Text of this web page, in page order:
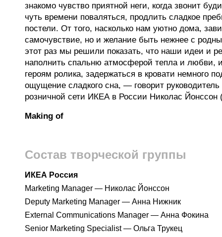
знакомо чувство приятной неги, когда звонит
чуть времени поваляться, продлить сладкое
постели. От того, насколько нам уютно дома,
самочувствие, но и желание быть нежнее с
этот раз мы решили показать, что наши идеи и
наполнить спальню атмосферой тепла и любви,
героям ролика, задержаться в кровати немного
ощущение сладкого сна, — говорит руководитель
розничной сети ИКЕА в России Николас
Making of
Состав творческой группы
ИКЕА Россия
Marketing Manager — Николас Йонссон
Deputy Marketing Manager — Анна Нижник
External Communications Manager — Анна Фокина
Senior Marketing Specialist — Ольга Трукец